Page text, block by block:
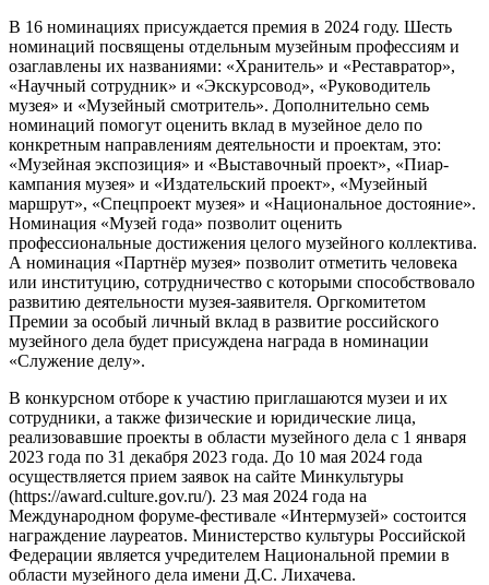
В 16 номинациях присуждается премия в 2024 году. Шесть
номинаций посвящены отдельным музейным профессиям и
озаглавлены их названиями: «Хранитель» и «Реставратор»,
«Научный сотрудник» и «Экскурсовод», «Руководитель
музея» и «Музейный смотритель». Дополнительно семь
номинаций помогут оценить вклад в музейное дело по
конкретным направлениям деятельности и проектам, это:
«Музейная экспозиция» и «Выставочный проект», «Пиар-
кампания музея» и «Издательский проект», «Музейный
маршрут», «Спецпроект музея» и «Национальное достояние».
Номинация «Музей года» позволит оценить
профессиональные достижения целого музейного коллектива.
А номинация «Партнёр музея» позволит отметить человека
или институцию, сотрудничество с которыми способствовало
развитию деятельности музея-заявителя. Оргкомитетом
Премии за особый личный вклад в развитие российского
музейного дела будет присуждена награда в номинации
«Служение делу».
В конкурсном отборе к участию приглашаются музеи и их
сотрудники, а также физические и юридические лица,
реализовавшие проекты в области музейного дела с 1 января
2023 года по 31 декабря 2023 года. До 10 мая 2024 года
осуществляется прием заявок на сайте Минкультуры
(https://award.culture.gov.ru/). 23 мая 2024 года на
Международном форуме-фестивале «Интермузей» состоится
награждение лауреатов. Министерство культуры Российской
Федерации является учредителем Национальной премии в
области музейного дела имени Д.С. Лихачева.